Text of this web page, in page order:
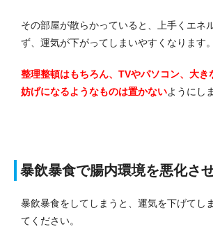
その部屋が散らかっていると、上手くエネ
ず、運気が下がってしまいやすくなります。
整理整頓はもちろん、TVやパソコン、大き
妨げになるようなものは置かないようにし
暴飲暴食で腸内環境を悪化さ
暴飲暴食をしてしまうと、運気を下げてし
てください。